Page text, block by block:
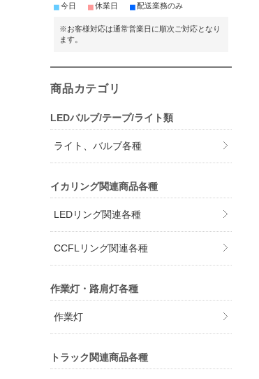
■今日 ■休業日 ■配送業務のみ
※お客様対応は通常営業日に順次ご対応となり
ます。
商品カテゴリ
LEDバルブ/テープ/ライト類
ライト、バルブ各種
イカリング関連商品各種
LEDリング関連各種
CCFLリング関連各種
作業灯・路肩灯各種
作業灯
トラック関連商品各種